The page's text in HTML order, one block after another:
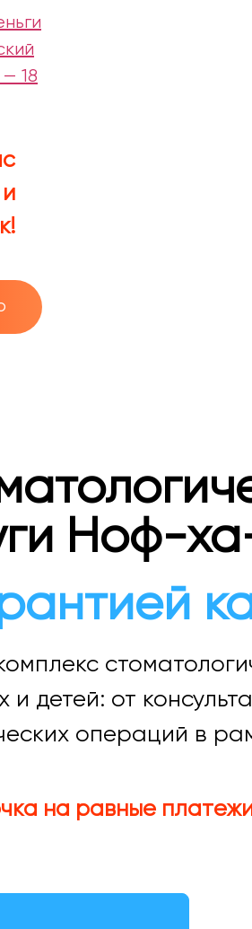
18
Ноф-
и детей: от
операций в
на равные